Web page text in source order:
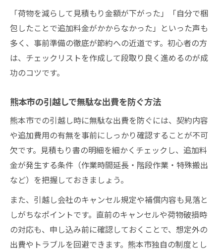
「荷物を減らして見積もり金額が下がった」「自分で梱
包したことで追加料金がかからなかった」といった声も
多く、事前準備の徹底が節約への近道です。初心者の方
は、チェックリストを作成して段取り良く進めるのが成
功のコツです。
熊本市の引越しで無駄な出費を防ぐ方法
熊本市での引越し時に無駄な出費を防ぐには、契約内容
や追加費用の有無を事前にしっかり確認することが不可
欠です。見積もり書の明細を細かくチェックし、追加料
金が発生する条件（作業時間延長・階段作業・特殊搬出
など）を把握しておきましょう。
また、引越し会社のキャンセル規定や補償内容も見落と
しがちなポイントです。直前のキャンセルや荷物破損時
の対応も、申し込み前に確認しておくことで、想定外の
出費やトラブルを回避できます。熊本市独自の制度とし